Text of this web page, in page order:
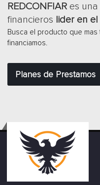
REDCONFIAR es
financieros lider en
Busca el producto que
financiamos.
Planes de Prestamos